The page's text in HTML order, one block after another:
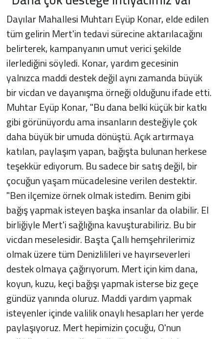
Dayılar Mahallesi Muhtarı Eyüp Konar, elde edilen
tüm gelirin Mert'in tedavi sürecine aktarılacağını
belirterek, kampanyanın umut verici şekilde
ilerlediğini söyledi. Konar, yardım gecesinin
yalnızca maddi destek değil aynı zamanda büyük
bir vicdan ve dayanışma örneği olduğunu ifade etti.
Muhtar Eyüp Konar, "Bu dana belki küçük bir katkı
gibi görünüyordu ama insanların desteğiyle çok
daha büyük bir umuda dönüştü. Açık artırmaya
katılan, paylaşım yapan, bağışta bulunan herkese
teşekkür ediyorum. Bu sadece bir satış değil, bir
çocuğun yaşam mücadelesine verilen destektir.
"Ben ilçemize örnek olmak istedim. Benim gibi
bağış yapmak isteyen başka insanlar da olabilir. El
birliğiyle Mert'i sağlığına kavuşturabiliriz. Bu bir
vicdan meselesidir. Başta Çallı hemşehrilerimiz
olmak üzere tüm Denizlilileri ve hayırseverleri
destek olmaya çağırıyorum. Mert için kim dana,
koyun, kuzu, keçi bağışı yapmak isterse biz geçe
gündüz yanında oluruz. Maddi yardım yapmak
isteyenler içinde valilik onaylı hesapları her yerde
paylaşıyoruz. Mert hepimizin çocuğu, O'nun